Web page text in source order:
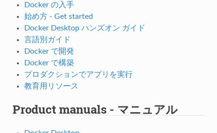
Docker の入手
始め方 - Get started
Docker Desktop ハンズオン ガイド
言語別ガイド
Docker で開発
Docker で構築
プロダクションでアプリを実行
教育用リソース
Product manuals - マニュアル